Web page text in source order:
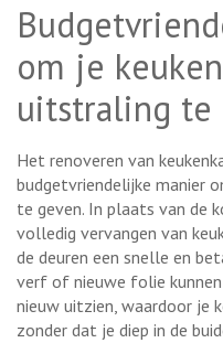
om je
uitstraling te
Het renoveren van
budgetvriendelijke manier
te geven. In plaats van de
volledig vervangen van
de deuren een snelle en
verf of nieuwe folie
nieuw uitzien, waardoor je
zonder dat je diep in de